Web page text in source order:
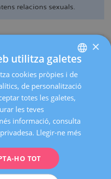
relacions sexuals.
són més abundants.
defeques.
SPANISH
CATALÀ
FRENCH
×
utilitza galetes
cookies pròpies i de
de personalització
totes les galetes,
les teves
informació, consulta
Llegir-ne més
HO TOT